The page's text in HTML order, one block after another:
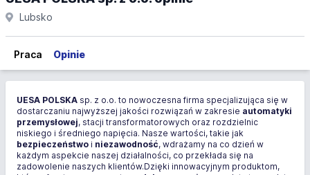
Lubsko
Praca Opinie
UESA POLSKA sp. z o.o. to nowoczesna firma specjalizująca się w
dostarczaniu najwyższej jakości rozwiązań w zakresie automatyki
przemysłowej, stacji transformatorowych oraz rozdzielnic
niskiego i średniego napięcia. Nasze wartości, takie jak
bezpieczeństwo i niezawodność, wdrażamy na co dzień w
każdym aspekcie naszej działalności, co przekłada się na
zadowolenie naszych klientów.Dzięki innowacyjnym produktom,